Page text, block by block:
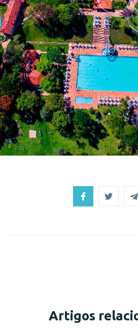
Artigos
Eventos